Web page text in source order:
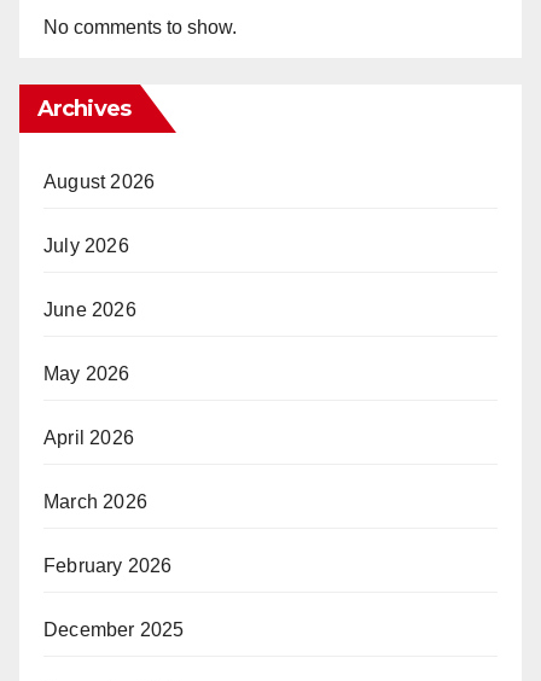
No comments to show.
Archives
August 2026
July 2026
June 2026
May 2026
April 2026
March 2026
February 2026
December 2025